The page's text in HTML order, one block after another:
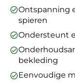
Ontspanning
spieren
Ondersteunt
bekleding
Eenvoudige